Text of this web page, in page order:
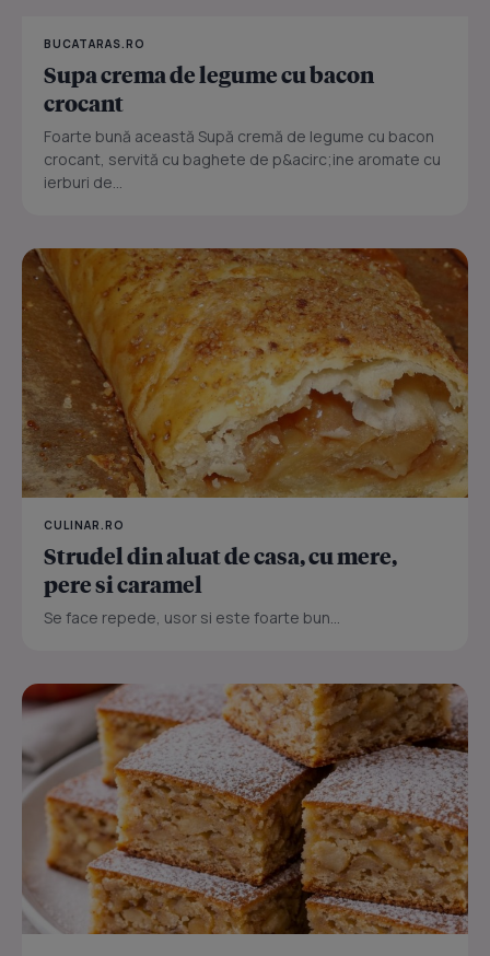
BUCATARAS.RO
Supa crema de legume cu bacon
crocant
Foarte bună această Supă cremă de legume cu bacon
crocant, servită cu baghete de p&acirc;ine aromate cu
ierburi de...
CULINAR.RO
Strudel din aluat de casa, cu mere,
pere si caramel
Se face repede, usor si este foarte bun...